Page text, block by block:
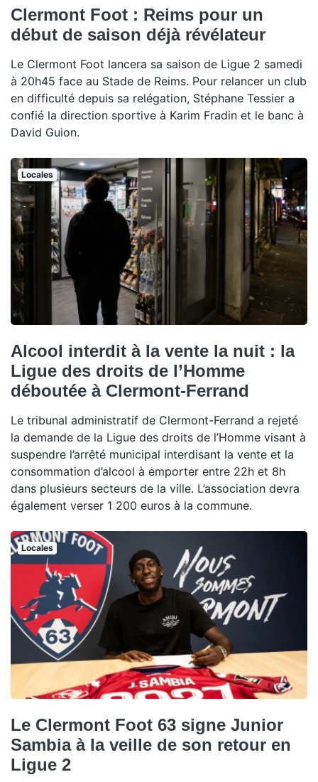
Clermont Foot : Reims pour un
début de saison déjà révélateur
Le Clermont Foot lancera sa saison de Ligue 2 samedi
à 20h45 face au Stade de Reims. Pour relancer un club
en difficulté depuis sa relégation, Stéphane Tessier a
confié la direction sportive à Karim Fradin et le banc à
David Guion.
Locales
Alcool interdit à la vente la nuit : la
Ligue des droits de l’Homme
déboutée à Clermont-Ferrand
Le tribunal administratif de Clermont-Ferrand a rejeté
la demande de la Ligue des droits de l’Homme visant à
suspendre l’arrêté municipal interdisant la vente et la
consommation d’alcool à emporter entre 22h et 8h
dans plusieurs secteurs de la ville. L’association devra
également verser 1 200 euros à la commune.
Locales
Le Clermont Foot 63 signe Junior
Sambia à la veille de son retour en
Ligue 2